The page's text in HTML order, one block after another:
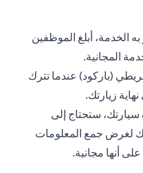
opens in a new
الخدمة، أبلغ الموظفين
المجانية.
(باركود) عندما تترك
زيارتك.
سيارتك، ستحتاج إلى
لغرض جمع المعلومات
أنها مجانية.